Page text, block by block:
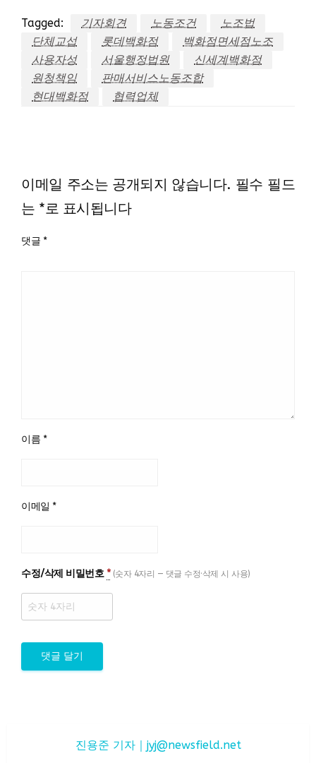
Tagged: 기자회견 노동조건
노조법
단체교섭
롯데백화점
백화점면세점노조
사용자성
서울행정법원
신세계백화점
원청책임
판매서비스노동조합
현대백화점
협력업체
이메일 주소는 공개되지 않습니다. 필수 필드
는 *로 표시됩니다
댓글 *
이름 *
이메일 *
수정/삭제 비밀번호 * (숫자 4자리 — 댓글 수정·삭제 시 사용)
진용준 기자｜ jyj@newsfield.net